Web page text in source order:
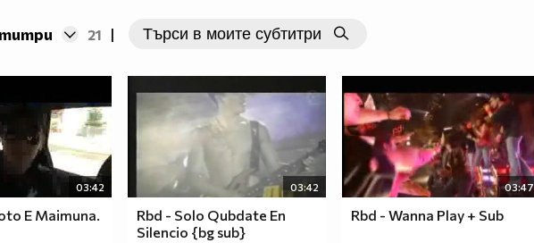
21 |
03:42
E Maimuna.
03:42
Rbd - Solo Qubdate En
Silencio {bg sub}
03:47
Rbd - Wanna Play + Sub